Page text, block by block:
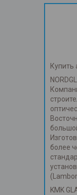
Купить
более
KMK